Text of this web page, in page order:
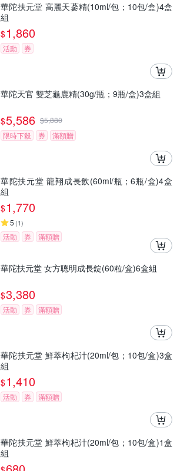
華陀扶元堂 高麗天蔘精(10ml/包；10包/盒)4盒
組
$1,860
活動 券
華陀天官 雙芝龜鹿精(30g/瓶；9瓶/盒)3盒組
$5,586 $5,880
限時下殺
券 滿額贈
華陀扶元堂 龍翔成長飲(60ml/瓶；6瓶/盒)4盒
組
$1,770
5 (1)
活動 券 滿額贈
華陀扶元堂 女方聰明成長錠(60粒/盒)6盒組
$3,380
活動 券 滿額贈
華陀扶元堂 鮮萃枸杞汁(20ml/包；10包/盒)3盒
組
$1,410
活動 券 滿額贈
華陀扶元堂 鮮萃枸杞汁(20ml/包；10包/盒)1盒
組